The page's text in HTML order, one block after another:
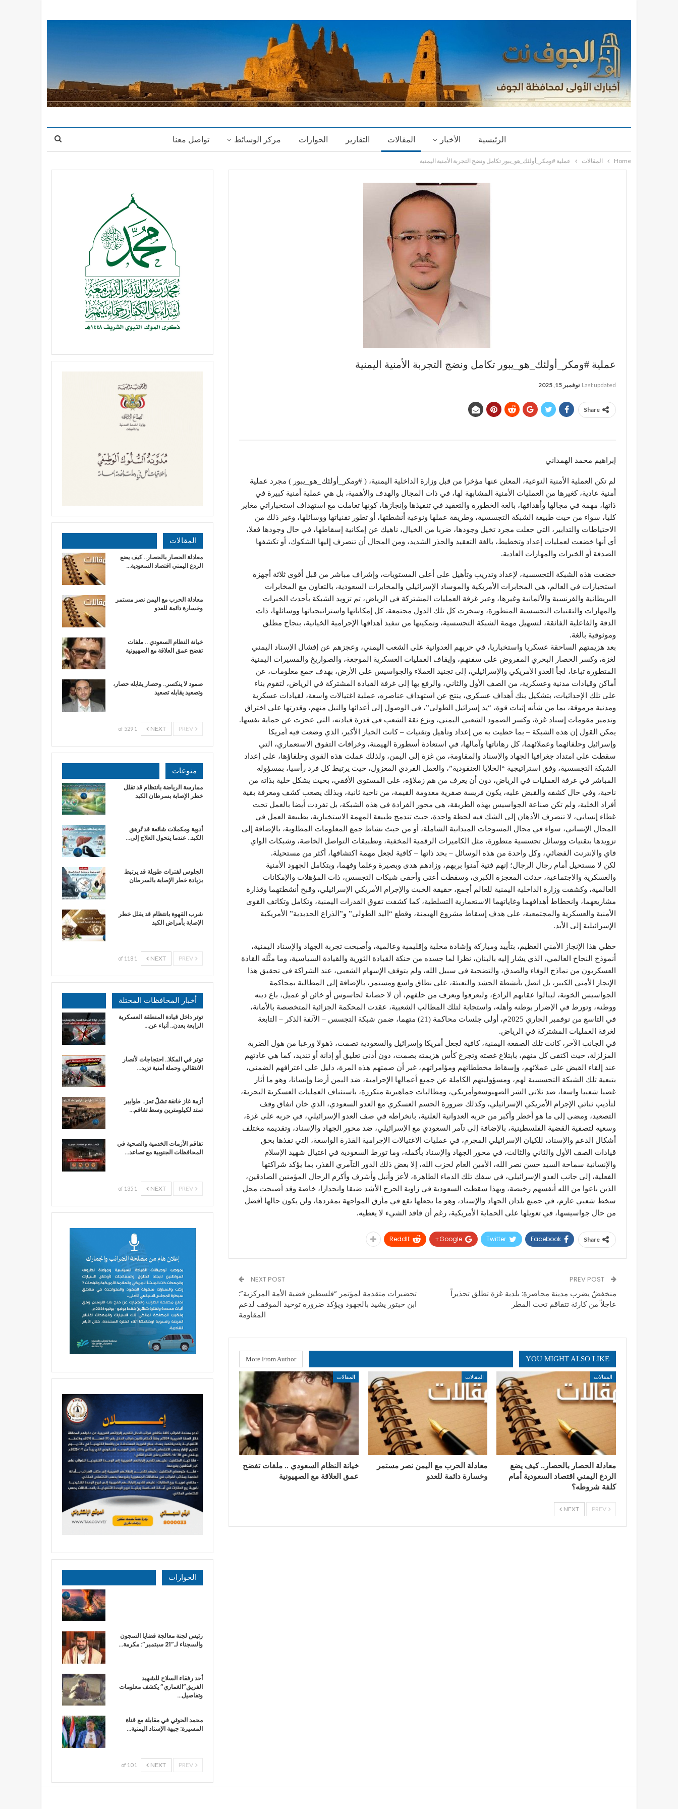
الرئيسية الأخبار المقالات التقارير الحوارات مركز الوسائط تواصل معنا
Home المقالات عملية #ومكر_أولئك_هو_يبور تكامل ونضج التجربة الأمنية اليمنية
عملية #ومكر_أولئك_هو_يبور تكامل ونضج التجربة الأمنية اليمنية
Last updated نوفمبر 15, 2025
Share
إبراهيم محمد الهمداني
لم تكن العملية الأمنية النوعية، المعلن عنها مؤخرا من قبل وزارة الداخلية اليمنية، ( #ومكر_أولئك_هو_يبور ) مجرد عملية
أمنية عادية، كغيرها من العمليات الأمنية المشابهة لها، في ذات المجال والهدف والأهمية، بل هي عملية أمنية كبيرة في
ذاتها، مهمة في مجالها وأهدافها، بالغة الخطورة والتعقيد في تنفيذها وإنجازها، كونها تعاملت مع استهداف استخباراتي مغاير
كليا، سواء من حيث طبيعة الشبكة التجسسية، وطريقة عملها ونوعية أنشطتها، أو تطور تقنياتها ووسائلها، وغير ذلك من
الاحتياطات والتدابير، التي جعلت مجرد تخيل وجودها، ضربا من الخيال، ناهيك عن إمكانية إسقاطها، في حال وجودها فعلا،
أي أنها خضعت لعمليات إعداد وتخطيط، بالغة التعقيد والحذر الشديد، ومن المحال أن تنصرف إليها الشكوك، أو تكشفها
الصدفة أو الخبرات والمهارات العادية.
خضعت هذه الشبكة التجسسية، لإعداد وتدريب وتأهيل على أعلى المستويات، وإشراف مباشر من قبل أقوى ثلاثة أجهزة
استخبارات في العالم، هي المخابرات الأمريكية والموساد الإسرائيلي والمخابرات السعودية، بالتعاون مع المخابرات
البريطانية والفرنسية والألمانية وغيرها، وعبر غرفة العمليات المشتركة في الرياض، تم تزويد الشبكة بأحدث الخبرات
والمهارات والتقنيات التجسسية المتطورة، وسخرت كل تلك الدول مجتمعة، كل إمكاناتها واستراتيجياتها ووسائلها، ذات
الدقة والفاعلية الفائقة، لتسهيل مهمة الشبكة التجسسية، وتمكينها من تنفيذ أهدافها الإجرامية الخيانية، بنجاح مطلق
وموثوقية بالغة.
بعد هزيمتهم الساحقة عسكريا واستخباريا، في حربهم العدوانية على الشعب اليمني، وعجزهم عن إفشال الإسناد اليمني
لغزة، وكسر الحصار البحري المفروض على سفنهم، وإيقاف العمليات العسكرية الموجعة، والصواريخ والمسيرات اليمنية
المتطورة تباعا، لجأ العدو الأمريكي والإسرائيلي، إلى تجنيد العملاء والجواسيس على الأرض، بهدف جمع معلومات، عن
أماكن وقيادات مدنية وعسكرية، من الصف الأول والثاني، والرفع بها إلى غرفة القيادة المشتركة في الرياض، لتقوم بناء
على تلك الإحداثيات، بتشكيل بنك أهداف عسكري، ينتج عن استهداف عناصره، عملية اغتيالات واسعة، لقيادات عسكرية
ومدنية مرموقة، بما من شأنه إثبات قوة، “يد إسرائيل الطولى”، في الوصول إلى أعدائها والنيل منهم، وقدرتها على اختراق
وتدمير مقومات إسناد غزة، وكسر الصمود الشعبي اليمني، ونزع ثقة الشعب في قدرة قيادته، التي عجزت عن حماية نفسها.
يمكن القول إن هذه الشبكة – بما حظيت به من إعداد وتأهيل وتقنيات – كانت الخيار الأكبر، الذي وضعت فيه أمريكا
وإسرائيل وحلفائهما وعملائهما، كل رهاناتها وآمالها، في استعادة أسطورة الهيمنة، وخرافات التفوق الاستعماري، التي
سقطت على امتداد جغرافيا الجهاد والإسناد والمقاومة، من غزة إلى اليمن، ولذلك عملت هذه القوى وحلفاؤها، على إعداد
الشبكة التجسسية، وفق استراتيجية “الخلايا العنقودية”، والعمل الفردي المعزول، حيث يرتبط كل فرد رأسيا، بمسؤوله
المباشر في غرفة العمليات في الرياض، دون أن يعرف من هم زملاؤه، على المستوى الأفقي، بحيث يشكل خلية بذاته من
ناحية، وفي حال كشفه والقبض عليه، يكون فريسة صفرية معدومة القيمة، من ناحية ثانية، وبذلك يصعب كشف ومعرفة بقية
أفراد الخلية، ولم تكن صناعة الجواسيس بهذه الطريقة، هي محور الفرادة في هذه الشبكة، بل تفردت أيضا بالعمل تحت
غطاء إنساني، لا تنصرف الأذهان إلى الشك فيه لحظة واحدة، حيث تندمج طبيعة المهمة الاستخبارية، بطبيعة العمل في
المجال الإنساني، سواء في مجال المسوحات الميدانية الشاملة، أو من حيث نشاط جمع المعلومات المطلوبة، بالإضافة إلى
تزويدها بتقنيات ووسائل تجسسية متطورة، مثل الكاميرات الرقمية المخفية، وتطبيقات التواصل الخاصة، وشبكات الواي
فاي والإنترنت الفضائي، وكل واحدة من هذه الوسائل – بحد ذاتها – كافية لجعل مهمة اكتشافها، أكثر من مستحيلة.
لكن لا مستحيل أمام رجال الرجال؛ إنهم فتية آمنوا بربهم، وزادهم هدى وبصيرة وعلما وفهما، وبتكامل الجهود الأمنية
والعسكرية والاجتماعية، حدثت المعجزة الكبرى، وسقطت أعتى وأخفى شبكات التجسس، ذات المؤهلات والإمكانات
العالمية، وكشفت وزارة الداخلية اليمنية للعالم أجمع، حقيقة الخبث والإجرام الأمريكي الإسرائيلي، وقبح أنشطتهما وقذارة
مشاريعهما، وانحطاط أهدافهما وغاياتهما الاستعمارية التسلطية، كما كشفت تفوق القدرات اليمنية، وتكامل وتكاتف القوى
الأمنية والعسكرية والمجتمعية، على هدف إسقاط مشروع الهيمنة، وقطع “اليد الطولى” و”الذراع الحديدية” الأمريكية
الإسرائيلية إلى الأبد.
حظي هذا الإنجاز الأمني العظيم، بتأييد ومباركة وإشادة محلية وإقليمية وعالمية، وأصبحت تجربة الجهاد والإسناد اليمنية،
أنموذج النجاح العالمي، الذي يشار إليه بالبنان، نظرا لما جسده من حنكة القيادة الثورية والقيادة السياسية، وما مثَّله القادة
العسكريون من نماذج الوفاء والصدق، والتضحية في سبيل الله، ولم يتوقف الإسهام الشعبي، عند الشراكة في تحقيق هذا
الإنجاز الأمني الكبير، بل اتصل بأنشطة الحشد والتعبئة، على نطاق واسع ومستمر، بالإضافة إلى المطالبة بمحاكمة
الجواسيس الخونة، لينالوا عقابهم الرادع، وليعرفوا ويعرف من خلفهم، أن لا حصانة لجاسوس أو خائن أو عميل، باع دينه
ووطنه، وتورط في الإضرار بوطنه وأهله، واستجابة لتلك المطالب الشعبية، عقدت المحكمة الجزائية المتخصصة بالأمانة،
في التاسع من نوفمبر الجاري 2025م، أولى جلسات محاكمة (21) متهما، ضمن شبكة التجسس – الآنفة الذكر – التابعة
لغرفة العمليات المشتركة في الرياض.
في الجانب الآخر، كانت تلك الصفعة اليمنية، كافية لجعل أمريكا وإسرائيل والسعودية تصمت، ذهولا ورعبا من هول الضربة
المزلزلة، حيث اكتفى كل منهم، بابتلاع غصته وتجرع كأس هزيمته بصمت، دون أدنى تعليق أو إدانة أو تنديد، كما هي عادتهم
عند إلقاء القبض على عملائهم، وإسقاط مخططاتهم ومؤامراتهم، غير أن صمتهم هذه المرة، دليل على اعترافهم الضمني،
بتبعية تلك الشبكة التجسسية لهم، ومسؤوليتهم الكاملة عن جميع أعمالها الإجرامية، ضد اليمن أرضا وإنسانا، وهو ما أثار
غضبا شعبيا واسعا، ضد ثلاثي الشر الصهيوسعوأمريكي، ومطالبات جماهيرية متكررة، باستئناف العمليات العسكرية البحرية،
لتأديب ثنائي الإجرام الأمريكي الإسرائيلي، وكذلك ضرورة الحسم العسكري مع العدو السعودي، الذي خان اتفاق وقف
التصعيد، ومضى إلى ما هو أخطر وأكبر من حربه العدوانية العلنية، بانخراطه في صف العدو الإسرائيلي، في حربه على غزة،
وسعيه لتصفية القضية الفلسطينية، بالإضافة إلى تآمر السعودي مع الإسرائيلي، ضد محور الجهاد والإسناد، وتقديمه مختلف
أشكال الدعم والإسناد، للكيان الإسرائيلي المجرم، في عمليات الاغتيالات الإجرامية القذرة الواسعة، التي نفذها بحق
قيادات الصف الأول والثاني والثالث، في محور الجهاد والإسناد بأكمله، وما تورط السعودية في اغتيال شهيد الإسلام
والإنسانية سماحة السيد حسن نصر الله، الأمين العام لحزب الله، إلا بعض ذلك الدور التآمري القذر، بما يؤكد شراكتها
الفعلية، إلى جانب العدو الإسرائيلي، في سفك تلك الدماء الطاهرة، لأعز وأنبل وأشرف وأكرم الرجال المؤمنين الصادقين،
الذين باعوا من الله أنفسهم رخيصة، وبهذا سقطت السعودية في زاوية الحرج الأشد ضيقا وانحدارا، خاصة وقد أصبحت محل
سخط شعبي عارم، في جميع بلدان الجهاد والإسناد، وهو ما يجعلها تقع في مأزق المواجهة بمفردها، ولن يكون حالها أفضل
من حال جواسيسها، في تعويلها على الحماية الأمريكية، رغم أن فاقد الشيء لا يعطيه.
Share
Facebook
Twitter
Google+
ReddIt
منخفضٌ يضرب مدينة محاصرة: بلدية غزة تطلق تحذيراً
عاجلاً من كارثة تتفاقم تحت المطر
NEXT POST
تحضيرات متقدمة لمؤتمر “فلسطين قضية الأمة المركزية”:
ابن حبتور يشيد بالجهود ويؤكد ضرورة توحيد الموقف لدعم
المقاومة
YOU MIGHT ALSO LIKE
More From Author
المقالات
معادلة الحصار بالحصار.. كيف يضع
الردع اليمني اقتصاد السعودية أمام
كلفة شروطه؟
المقالات
​معادلة الحرب مع اليمن نصر مستمر
وخسارة دائمة للعدو
المقالات
خيانة النظام السعودي .. ملفات تفضح
عمق العلاقة مع الصهيونية
NEXT
المقالات
معادلة الحصار بالحصار.. كيف يضع
الردع اليمني اقتصاد السعودية…
​معادلة الحرب مع اليمن نصر مستمر
وخسارة دائمة للعدو
خيانة النظام السعودي .. ملفات
تفضح عمق العلاقة مع الصهيونية
صمود لا ينكسر.. وحصار يقابله حصار،
وتصعيد يقابله تصعيد
NEXT
1 of 529
منوعات
ممارسة الرياضة بانتظام قد تقلل
خطر الإصابة بسرطان الكبد
أدوية ومكملات شائعة قد تُرهق
الكبد.. عندما يتحول العلاج إلى…
الجلوس لفترات طويلة قد يرتبط
بزيادة خطر الإصابة بالسرطان
شرب القهوة بانتظام قد يقلل خطر
الإصابة بأمراض الكبد
NEXT
1 of 118
أخبار المحافظات المحتلة
توتر داخل قيادة المنطقة العسكرية
الرابعة بعدن.. أنباء عن…
توتر في المكلا.. احتجاجات لأنصار
الانتقالي وحملة أمنية تزيد…
أزمة غاز خانقة تشلّ تعز.. طوابير
تمتد لكيلومترين وسط تفاقم…
تفاقم الأزمات الخدمية والصحية في
المحافظات الجنوبية مع تصاعد…
NEXT
1 of 135
الحوارات
رئيس لجنة معالجة قضايا السجون
والسجناء لـ”21 سبتمبر”: مكرمة…
أحد رفقاء السلاح للشهيد
الفريق”الغماري” يكشف معلومات
وتفاصيل…
محمد الحوثي في مقابلة مع قناة
المسيرة: جبهة الإسناد اليمنية…
NEXT
1 of 10